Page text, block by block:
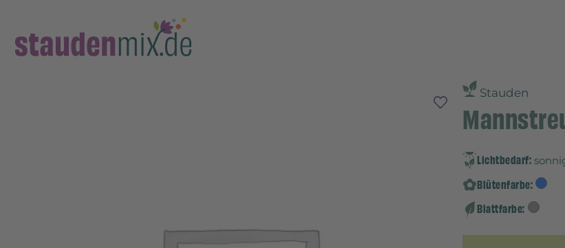
Stauden
Lichtbedarf:
Blütenfarbe:
Blattfarbe: